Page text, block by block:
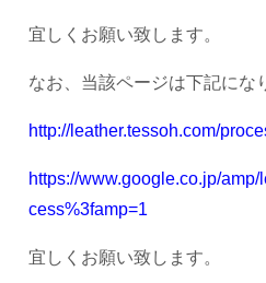
宜しくお願い致します。
なお、当該ページは下記にな
http://leather.tessoh.com/
https://www.google.co.jp/
cess%3famp=1
宜しくお願い致します。